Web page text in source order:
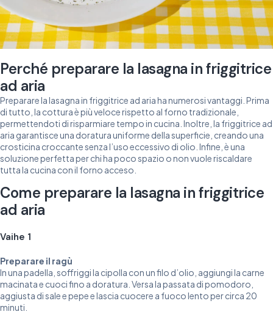
Perché preparare la lasagna in friggitrice
ad aria
Preparare la lasagna in friggitrice ad aria ha numerosi vantaggi. Prima
di tutto, la cottura è più veloce rispetto al forno tradizionale,
permettendoti di risparmiare tempo in cucina. Inoltre, la friggitrice ad
aria garantisce una doratura uniforme della superficie, creando una
crosticina croccante senza l’uso eccessivo di olio. Infine, è una
soluzione perfetta per chi ha poco spazio o non vuole riscaldare
tutta la cucina con il forno acceso.
Come preparare la lasagna in friggitrice
ad aria
Vaihe 1
Preparare il ragù
In una padella, soffriggi la cipolla con un filo d’olio, aggiungi la carne
macinata e cuoci fino a doratura. Versa la passata di pomodoro,
aggiusta di sale e pepe e lascia cuocere a fuoco lento per circa 20
minuti.